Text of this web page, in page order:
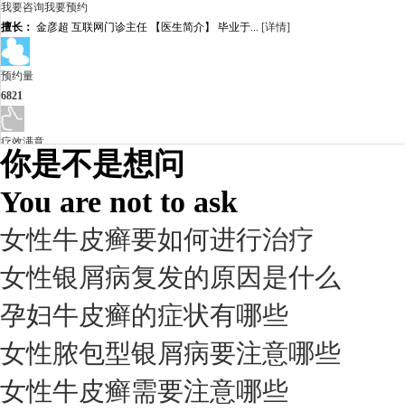
我要咨询我要预约
擅长： 金彦超 互联网门诊主任 【医生简介】 毕业于... [详情]
预约量
6821
疗效满意
98%
我要咨询我要预约
擅长： 杨成平 互联网门诊主任【医生简介】 毕业于长江...[详情]
你是不是想问
You are not to ask
女性牛皮癣要如何进行治疗
女性银屑病复发的原因是什么
孕妇牛皮癣的症状有哪些
女性脓包型银屑病要注意哪些
女性牛皮癣需要注意哪些